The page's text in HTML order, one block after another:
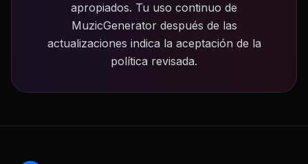
apropiados. Tu uso continuo de
MuzicGenerator después de las
actualizaciones indica la aceptación de la
política revisada.